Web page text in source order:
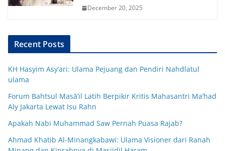
December 20, 2025
Recent Posts
KH Hasyim Asy’ari: Ulama Pejuang dan Pendiri Nahdlatul
ulama
Forum Bahtsul Masā’il Latih Berpikir Kritis Mahasantri Ma’had
Aly Jakarta Lewat Isu Rahn
Apakah Nabi Muhammad Saw Pernah Puasa Rajab?
Ahmad Khatib Al-Minangkabawi: Ulama Visioner dari Ranah